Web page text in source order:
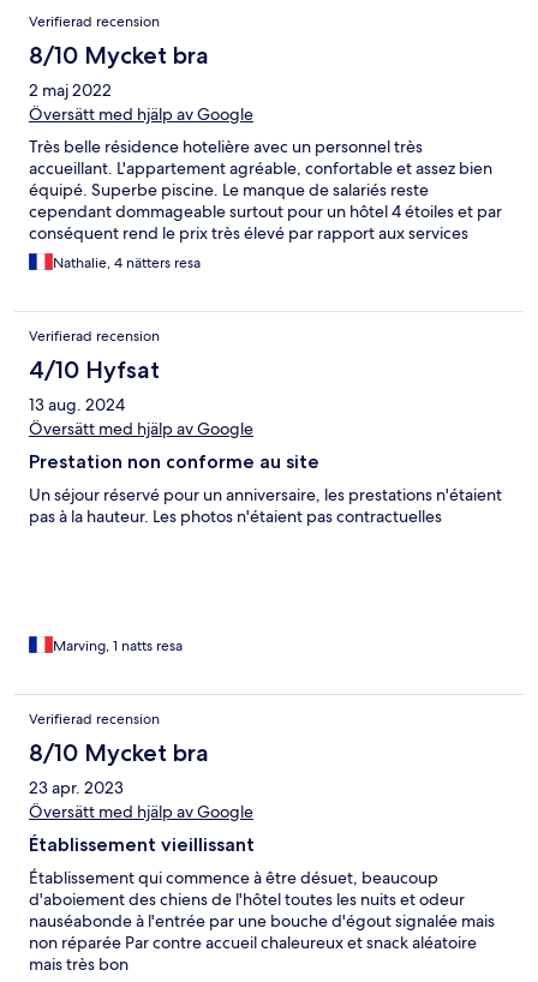
Verifierad recension
8/10 Mycket bra
2 maj 2022
Översätt med hjälp av Google
Très belle résidence hotelière avec un personnel très
accueillant. L'appartement agréable, confortable et assez bien
équipé. Superbe piscine. Le manque de salariés reste
cependant dommageable surtout pour un hôtel 4 étoiles et par
conséquent rend le prix très élevé par rapport aux services
réellement proposés. Nous n'avons pas pris de petit déjeuner
au regard du seul repas pris le soir de notre arrivée.
Nathalie, 4 nätters resa
Verifierad recension
4/10 Hyfsat
13 aug. 2024
Översätt med hjälp av Google
Prestation non conforme au site
Un séjour réservé pour un anniversaire, les prestations n'étaient
pas à la hauteur. Les photos n'étaient pas contractuelles
Marving, 1 natts resa
Verifierad recension
8/10 Mycket bra
23 apr. 2023
Översätt med hjälp av Google
Établissement vieillissant
Établissement qui commence à être désuet, beaucoup
d'aboiement des chiens de l'hôtel toutes les nuits et odeur
nauséabonde à l'entrée par une bouche d'égout signalée mais
non réparée Par contre accueil chaleureux et snack aléatoire
mais très bon